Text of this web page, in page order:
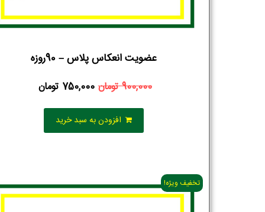
عضویت انعکاس پلاس – 90روزه
900,000تومان 750,000 تومان
افزودن به سبد خرید
تخفیف ویژه!